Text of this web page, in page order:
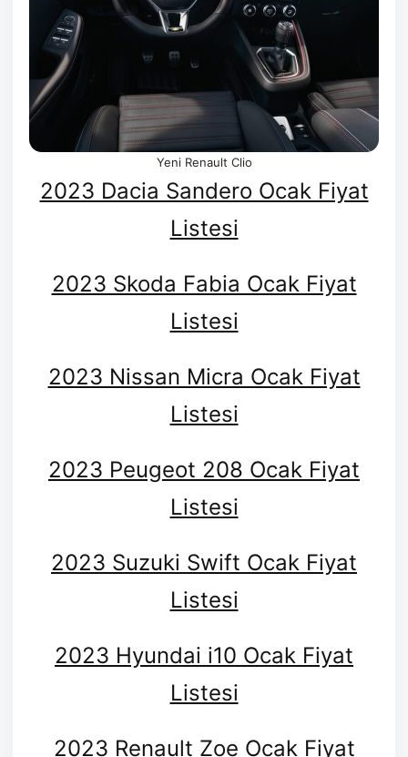
Yeni Renault Clio
2023 Dacia Sandero Ocak Fiyat
Listesi
2023 Skoda Fabia Ocak Fiyat
Listesi
2023 Nissan Micra Ocak Fiyat
Listesi
2023 Peugeot 208 Ocak Fiyat
Listesi
2023 Suzuki Swift Ocak Fiyat
Listesi
2023 Hyundai i10 Ocak Fiyat
Listesi
2023 Renault Zoe Ocak Fiyat